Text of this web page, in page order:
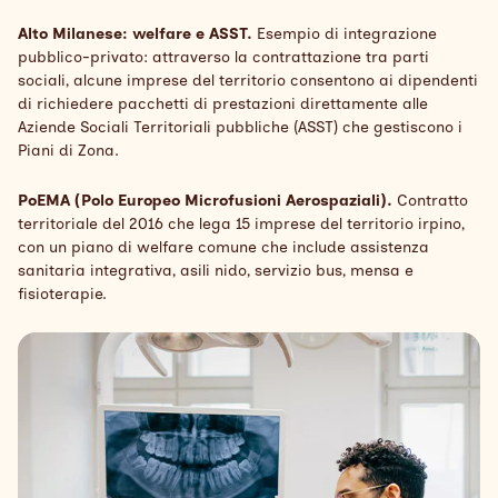
Alto Milanese: welfare e ASST. Esempio di integrazione
pubblico-privato: attraverso la contrattazione tra parti
sociali, alcune imprese del territorio consentono ai dipendenti
di richiedere pacchetti di prestazioni direttamente alle
Aziende Sociali Territoriali pubbliche (ASST) che gestiscono i
Piani di Zona.
PoEMA (Polo Europeo Microfusioni Aerospaziali). Contratto
territoriale del 2016 che lega 15 imprese del territorio irpino,
con un piano di welfare comune che include assistenza
sanitaria integrativa, asili nido, servizio bus, mensa e
fisioterapie.